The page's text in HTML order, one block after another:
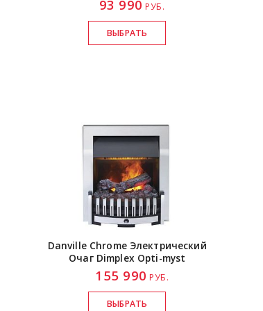
93 990 РУБ.
Danville Chrome Электрический
Очаг Dimplex Opti-myst
155 990 РУБ.